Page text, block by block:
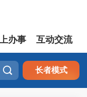
办事 互动交流
 长者模式